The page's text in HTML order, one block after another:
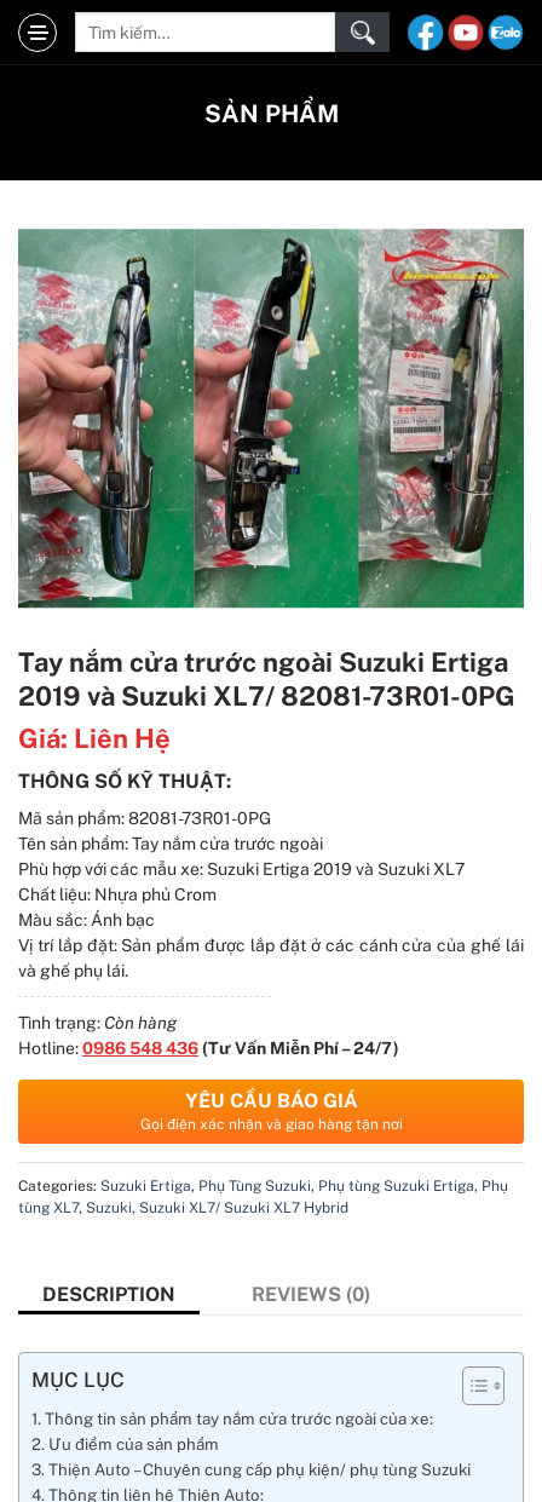
SẢN PHẨM
Tay nắm cửa trước ngoài Suzuki Ertiga
2019 và Suzuki XL7/ 82081-73R01-0PG
Giá: Liên Hệ
THÔNG SỐ KỸ THUẬT:
Mã sản phẩm: 82081-73R01-0PG
Tên sản phẩm: Tay nắm cửa trước ngoài
Phù hợp với các mẫu xe: Suzuki Ertiga 2019 và Suzuki XL7
Chất liệu: Nhựa phủ Crom
Màu sắc: Ánh bạc
Vị trí lắp đặt: Sản phẩm được lắp đặt ở các cánh cửa của ghế lái
và ghế phụ lái.
Tình trạng: Còn hàng
Hotline:0986 548 436(Tư Vấn Miễn Phí – 24/7)
YÊU CẦU BÁO GIÁ
Gọi điện xác nhận và giao hàng tận nơi
Categories: Suzuki Ertiga, Phụ Tùng Suzuki, Phụ tùng Suzuki Ertiga, Phụ
tùng XL7, Suzuki, Suzuki XL7/ Suzuki XL7 Hybrid
DESCRIPTION REVIEWS (0)
MỤC LỤC
Thông tin sản phẩm tay nắm cửa trước ngoài của xe:
Ưu điểm của sản phẩm
Thiện Auto – Chuyên cung cấp phụ kiện/ phụ tùng Suzuki
Thông tin liên hệ Thiện Auto: